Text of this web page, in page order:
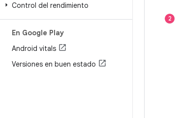
Control del rendimiento
En Google Play
Android vitals
Versiones en buen estado